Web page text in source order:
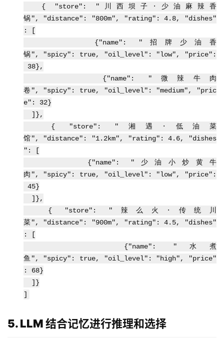
{ "store": "川西坝子·少油麻辣香
锅", "distance": "800m", "rating": 4.8, "dishes"
: [
{"name": "招牌少油香
锅", "spicy": true, "oil_level": "low", "price":
38},
{"name": "微辣牛肉
卷", "spicy": true, "oil_level": "medium", "pric
e": 32}
]},
{ "store": "湘遇·低油菜
馆", "distance": "1.2km", "rating": 4.6, "dishes
": [
{"name": "少油小炒黄牛
肉", "spicy": true, "oil_level": "low", "price":
45}
]},
{ "store": "辣么火·传统川
菜", "distance": "900m", "rating": 4.5, "dishes"
: [
{"name": "水煮
鱼", "spicy": true, "oil_level": "high", "price"
: 68}
]}
]
5. LLM 结合记忆进行推理和选择